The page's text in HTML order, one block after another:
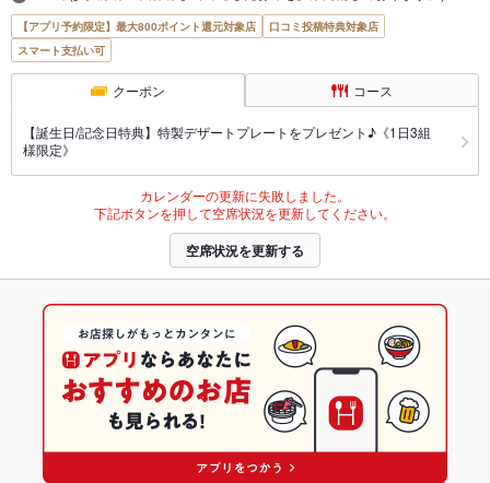
【アプリ予約限定】最大800ポイント還元対象店
口コミ投稿特典対象店
スマート支払い可
クーポン コース
【誕生日/記念日特典】特製デザートプレートをプレゼント♪《1日3組
様限定》
カレンダーの更新に失敗しました。
下記ボタンを押して空席状況を更新してください。
空席状況を更新する